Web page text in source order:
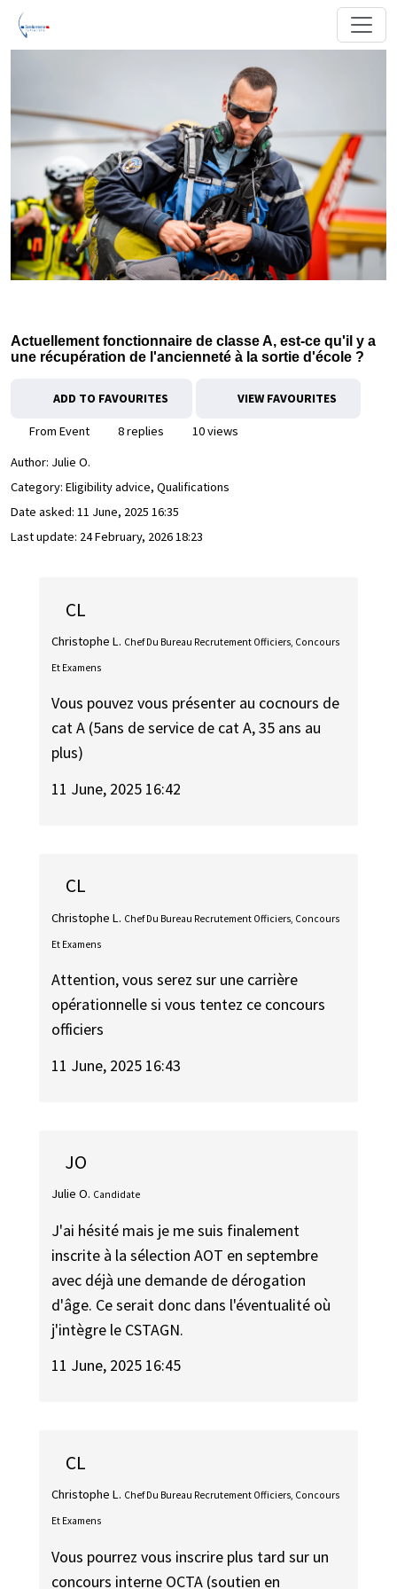
Actuellement fonctionnaire de classe A, est-ce qu'il y a
une récupération de l'ancienneté à la sortie d'école ?
ADD TO FAVOURITES VIEW FAVOURITES
From Event 8 replies
10 views
Author: Julie O.
Category: Eligibility advice, Qualifications
Date asked: 11 June, 2025 16:35
Last update: 24 February, 2026 18:23
CL
Christophe L. Chef Du Bureau Recrutement Officiers, Concours
Et Examens
Vous pouvez vous présenter au cocnours de
cat A (5ans de service de cat A, 35 ans au
plus)
11 June, 2025 16:42
CL
Christophe L. Chef Du Bureau Recrutement Officiers, Concours
Et Examens
Attention, vous serez sur une carrière
opérationnelle si vous tentez ce concours
officiers
11 June, 2025 16:43
JO
Julie O. Candidate
J'ai hésité mais je me suis finalement
inscrite à la sélection AOT en septembre
avec déjà une demande de dérogation
d'âge. Ce serait donc dans l'éventualité où
j'intègre le CSTAGN.
11 June, 2025 16:45
CL
Christophe L. Chef Du Bureau Recrutement Officiers, Concours
Et Examens
Vous pourrez vous inscrire plus tard sur un
concours interne OCTA (soutien en